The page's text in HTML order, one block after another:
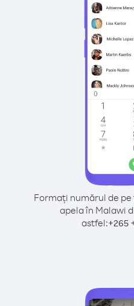
Formați numărul de
apela în Malawi
astfel:+265